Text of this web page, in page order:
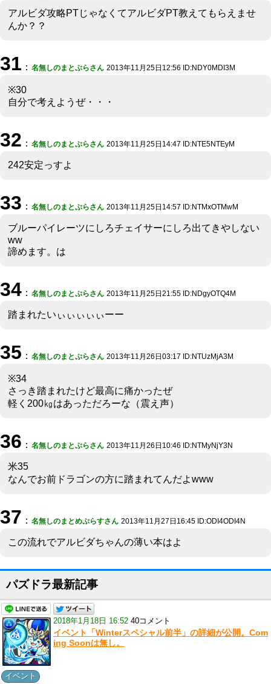
アルビダ攻略PTじゃなくてアルビダPT教えてもらえませ
んか？？
31 ： 名無しのまとぷらさん 2013年11月25日12:56 ID:NDY0MDI3M
※30
自分で考えようぜ・・・
32 ： 名無しのまとぷらさん 2013年11月25日14:47 ID:NTE5NTEyM
242安定っすよ
33 ： 名無しのまとぷらさん 2013年11月25日14:57 ID:NTMxOTMwM
ブルーパイレーツにしろチェイサーにしろ出てきやしない
ww
諦めます。は
34 ： 名無しのまとぷらさん 2013年11月25日21:55 ID:NDgyOTQ4M
踏まれたいぃぃぃぃぃーー
35 ： 名無しのまとぷらさん 2013年11月26日03:17 ID:NTUzMjA3M
※34
さっき踏まれたけど最高に痛かったぜ
軽く200㎏はあっただろーな（震え声）
36 ： 名無しのまとぷらさん 2013年11月26日10:46 ID:NTMyNjY3N
米35
なんでお前ドラゴンの方に踏まれてんだよwww
37 ： 名無しのまとめぷらすさん 2013年11月27日16:45 ID:ODI4ODI4N
この流れでアルビダちゃんの薄い本はよ
パズドラ最新記事
2018年1月18日 16:52 40コメント
イベント「Winterスペシャル前半」の詳細が公開。Com
ing Soonは無し。
イベント